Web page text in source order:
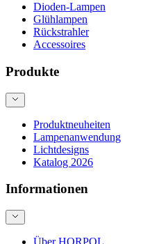
Dioden-Lampen
Glühlampen
Rückstrahler
Accessoires
Produkte
Produktneuheiten
Lampenanwendung
Lichtdesigns
Katalog 2026
Informationen